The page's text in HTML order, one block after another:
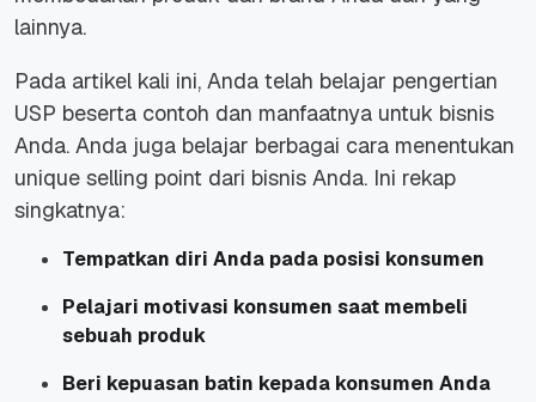
lainnya.
Pada artikel kali ini, Anda telah belajar pengertian
USP beserta contoh dan manfaatnya untuk bisnis
Anda. Anda juga belajar berbagai cara menentukan
unique selling point dari bisnis Anda. Ini rekap
singkatnya:
Tempatkan diri Anda pada posisi konsumen
Pelajari motivasi konsumen saat membeli
sebuah produk
Beri kepuasan batin kepada konsumen Anda